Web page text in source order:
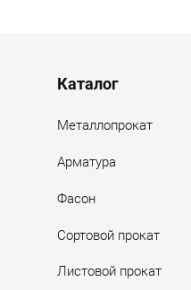
Menu footer
Каталог
Металлопрокат
Арматура
Фасон
Сортовой прокат
Листовой прокат